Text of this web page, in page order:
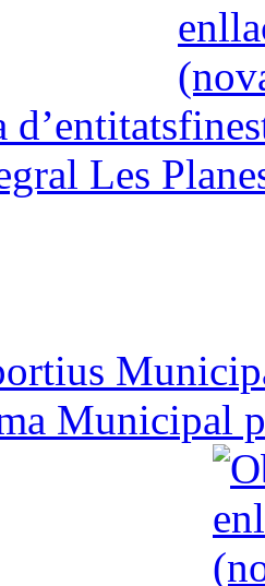
Les
Municipal